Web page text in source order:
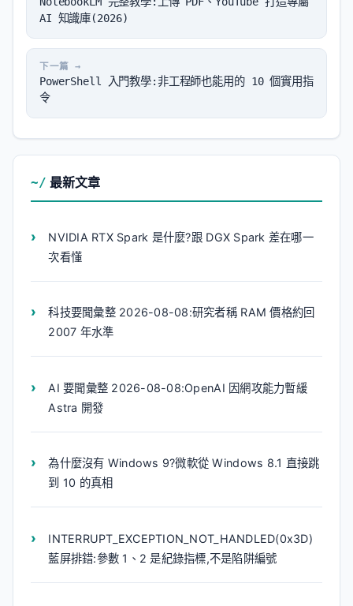
AI 知識庫(2026)
PowerShell 入門教學:非工程師也能用的 10 個實用指
令
最新文章
NVIDIA RTX Spark 是什麼?跟 DGX Spark 差在哪一
次看懂
科技要聞彙整 2026-08-08:研究者稱 RAM 價格約回
2007 年水準
AI 要聞彙整 2026-08-08:OpenAI 因網攻能力暫緩
Astra 開發
為什麼沒有 Windows 9?微軟從 Windows 8.1 直接跳
到 10 的真相
INTERRUPT_EXCEPTION_NOT_HANDLED(0x3D)
藍屏排錯:參數 1、2 是紀錄指標,不是陷阱編號